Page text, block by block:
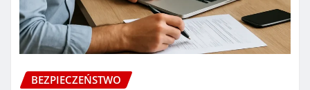
BEZPIECZEŃSTWO